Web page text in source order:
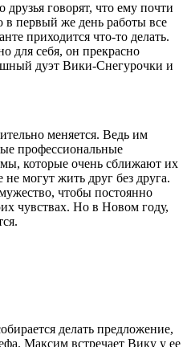
говорят, что ему почти
в первый же день работы все
приходится что-то делать.
для себя, он прекрасно
дуэт Вики-Снегурочки и
меняется. Ведь им
профессиональные
которые очень сближают их
могут жить друг без друга.
чтобы постоянно
чувствах. Но в Новом году,
делать предложение,
Максим встречает Вику у ее